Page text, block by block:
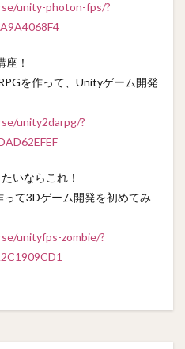
unity-photon-fps/?
座！
を作って、Unityゲーム開発
unity2darpg/?
いならこれ！
って3Dゲーム開発を初めてみ
unityfps-zombie/?